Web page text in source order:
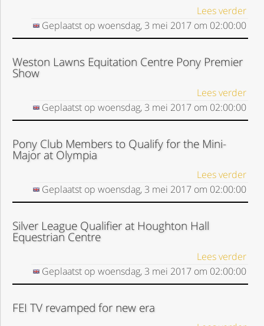
Lees verder
Geplaatst op woensdag, 3 mei 2017 om 02:00:00
Weston Lawns Equitation Centre Pony Premier
Show
Lees verder
Geplaatst op woensdag, 3 mei 2017 om 02:00:00
Pony Club Members to Qualify for the Mini-
Major at Olympia
Lees verder
Geplaatst op woensdag, 3 mei 2017 om 02:00:00
Silver League Qualifier at Houghton Hall
Equestrian Centre
Lees verder
Geplaatst op woensdag, 3 mei 2017 om 02:00:00
FEI TV revamped for new era